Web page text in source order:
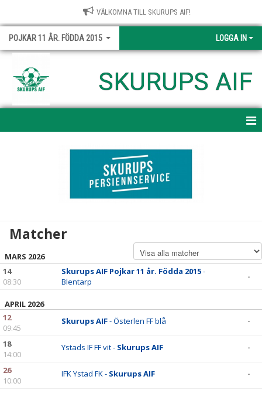
VÄLKOMNA TILL SKURUPS AIF!
POJKAR 11 ÅR. FÖDDA 2015 LOGGA IN
SKURUPS AIF
BILDGALLERI
KONTAKT
Matcher
MARS 2026
14
08:30
Skurups AIF Pojkar 11 år. Födda 2015-
Blentarp
-
APRIL 2026
12
09:45
Skurups AIF- Österlen FF blå -
18
14:00
Ystads IF FF vit - Skurups AIF -
26
10:00
IFK Ystad FK - Skurups AIF -